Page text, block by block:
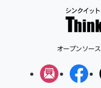
オープンソー
メルマガ